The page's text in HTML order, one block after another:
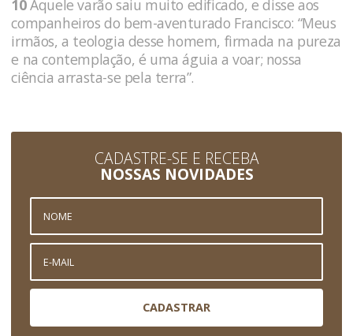
10Aquele varão saiu muito edificado, e disse aos
companheiros do bem-aventurado Francisco: “Meus
irmãos, a teologia desse homem, firmada na pureza
e na contemplação, é uma águia a voar; nossa
ciência arrasta-se pela terra”.
CADASTRE-SE E RECEBA
NOSSAS NOVIDADES
CADASTRAR